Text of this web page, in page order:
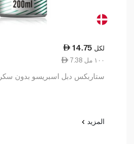
14.75 لكل
7.38 ١٠٠ مل
ستاربكس دبل اسبريسو بدون سكر 200 مل
المزيد